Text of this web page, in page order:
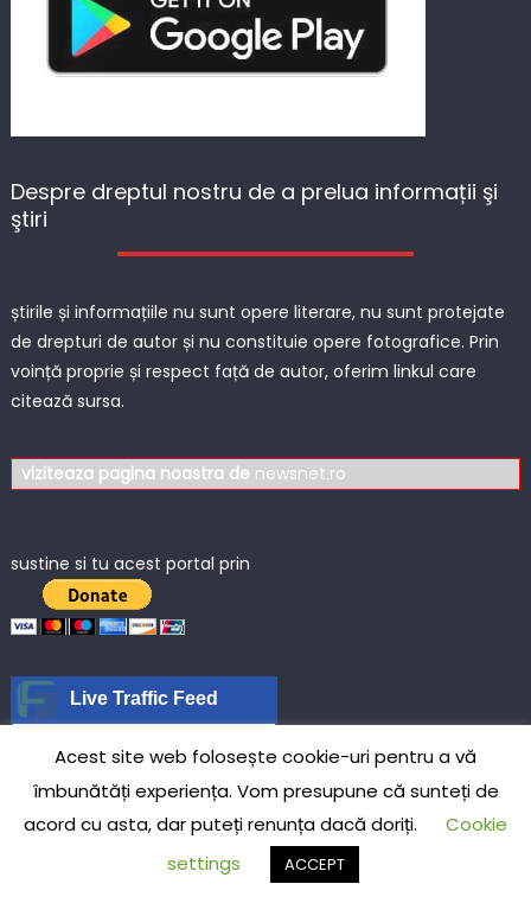
Despre dreptul nostru de a prelua informații şi
ştiri
știrile și informațiile nu sunt opere literare, nu sunt protejate
de drepturi de autor și nu constituie opere fotografice. Prin
voință proprie și respect față de autor, oferim linkul care
citează sursa.
viziteaza pagina noastra de newsnet.ro
sustine si tu acest portal prin
Live Traffic Feed
Mazowieckieviewed "Mireasa furată şi
dusă pe scenă, la un… "5 mins ago
A visitor fromHelsinki, Uusimaa
45 mins ago
Controverse între SUA și BCE:…
Acest site web folosește cookie-uri pentru a vă
îmbunătăți experiența. Vom presupune că sunteți de
acord cu asta, dar puteți renunța dacă doriți.
Cookie
settings
ACCEPT